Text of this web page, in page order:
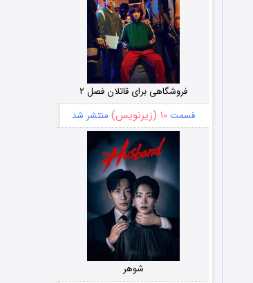
فروشگاهی برای قاتلان فصل ۲
قسمت۱۰ (زیرنویس) منتشر شد
شوهر